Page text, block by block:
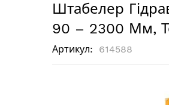
Штабелер
90 – 2300 Мм,
Артикул 614588